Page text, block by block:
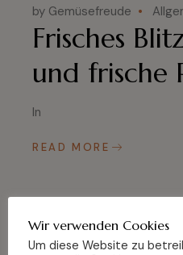
by Gemüsefreude
Frisches
und frische
In
READ MORE
Wir verwenden Cookies
Um diese Website zu